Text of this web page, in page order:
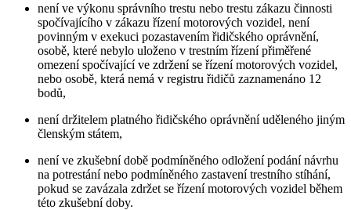
není ve výkonu správního trestu nebo trestu zákazu činnosti
spočívajícího v zákazu řízení motorových vozidel, není
povinným v exekuci pozastavením řidičského oprávnění,
osobě, které nebylo uloženo v trestním řízení přiměřené
omezení spočívající ve zdržení se řízení motorových vozidel,
nebo osobě, která nemá v registru řidičů zaznamenáno 12
bodů,
není držitelem platného řidičského oprávnění uděleného jiným
členským státem,
není ve zkušební době podmíněného odložení podání návrhu
na potrestání nebo podmíněného zastavení trestního stíhání,
pokud se zavázala zdržet se řízení motorových vozidel během
této zkušební doby.